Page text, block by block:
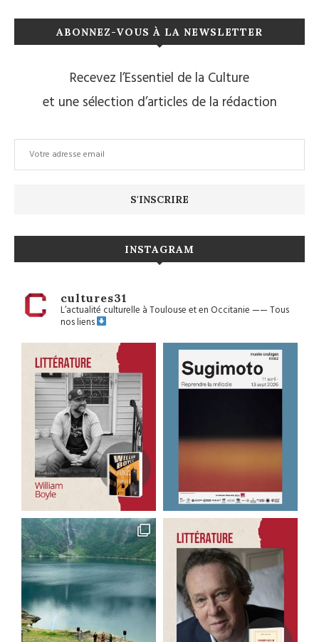
ABONNEZ-VOUS À LA NEWSLETTER
Recevez l’Essentiel de la Culture
et une sélection d’articles de la rédaction
INSTAGRAM
cultures31
L’actualité culturelle à Toulouse et en Occitanie——Tous
nos liens